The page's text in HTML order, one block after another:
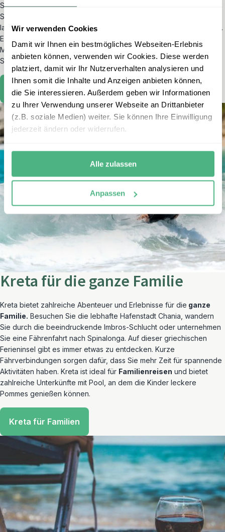
Wir verwenden Cookies
Damit wir Ihnen ein bestmögliches Webseiten-Erlebnis
anbieten können, verwenden wir Cookies. Diese werden
platziert, damit wir Ihr Nutzerverhalten analysieren und
Ihnen somit die Inhalte und Anzeigen anbieten können,
die Sie interessieren. Außerdem geben wir Informationen
zu Ihrer Verwendung unserer Webseite an Drittanbieter
(z.B. soziale Medien) weiter. Sie können Ihre Einwilligung
jederzeit ändern oder widerrufen.
Alle zulassen
Anpassen
Sie den Sommer auf der Insel der Götter und genießen Sie das T-
Shirt-Wetter abseits der Massen. Sie übernachten in
landestypischen Hotels und starten mit einem Frühstück in den Tag.
Erkunden Sie die Imbros-Schlucht, besuchen Sie das Oliven-
Museum, die Stadt Chania, die Lassithi-Hochebene und genießen
Sie das köstliche griechische Essen.
Kreta erleben
Kreta für die ganze Familie
Kreta bietet zahlreiche Abenteuer und Erlebnisse für die ganze
Familie. Besuchen Sie die lebhafte Hafenstadt Chania, wandern
Sie durch die beeindruckende Imbros-Schlucht oder unternehmen
Sie eine Fährenfahrt nach Spinalonga. Auf dieser griechischen
Ferieninsel gibt es immer etwas zu entdecken. Kurze
Fährverbindungen sorgen dafür, dass Sie mehr Zeit für spannende
Aktivitäten haben. Kreta ist ideal für Familienreisen und bietet
zahlreiche Unterkünfte mit Pool, an dem die Kinder leckere
Pommes genießen können.
Kreta für Familien